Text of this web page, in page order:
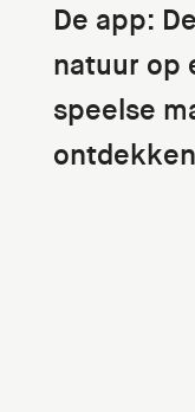
De app:
natuur op
speelse
ontdekken